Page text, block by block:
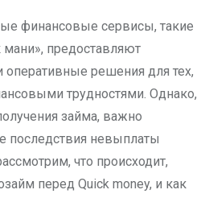
мани», предоставляют
оперативные решения для тех,
трудностями. Однако,
займа, важно
последствия невыплаты
что происходит,
перед Quick money, и как